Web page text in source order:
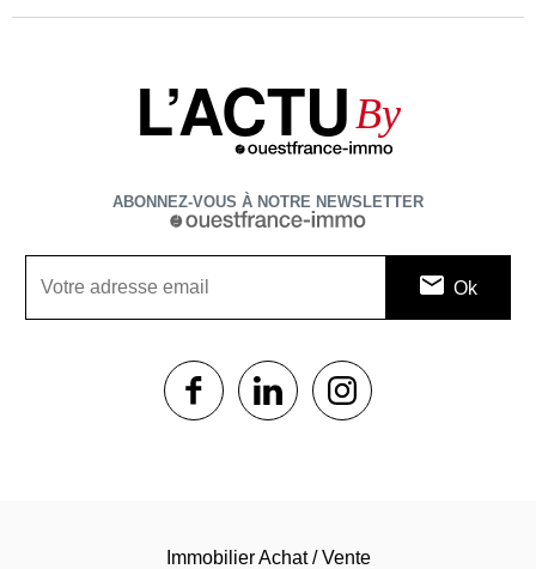
L’ACTUBy
ABONNEZ-VOUS À NOTRE NEWSLETTER
1$s 1$s
Immobilier Achat / Vente